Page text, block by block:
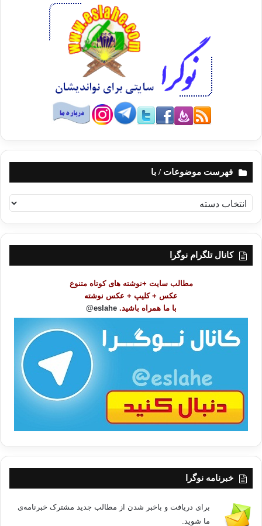
فهرست موضوعات / با
ه
ر
کانال تلگرام نوگرا
مطالب سایت +نوشته های کوتاه متنوع
عکس + کلیپ + عکس نوشته
با ما همراه باشید. eslahe@
خبرنامه نوگرا
برای دریافت و باخبر شدن از مطالب جدید مشترک خبرنامه‌ی
ما شوید.